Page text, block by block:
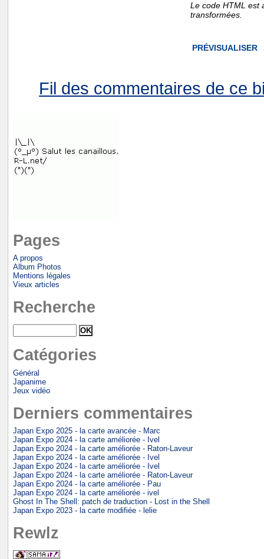
Le code HTML est
transformées.
Fil des commentaires de ce
Pages
A propos
Album Photos
Mentions légales
Vieux articles
Recherche
Catégories
Général
Japanime
Jeux vidéo
Derniers commentaires
Japan Expo 2025 - la carte avancée - Marc
Japan Expo 2024 - la carte améliorée - Ivel
Japan Expo 2024 - la carte améliorée - Raton-Laveur
Japan Expo 2024 - la carte améliorée - Ivel
Japan Expo 2024 - la carte améliorée - Ivel
Japan Expo 2024 - la carte améliorée - Raton-Laveur
Japan Expo 2024 - la carte améliorée - Pau
Japan Expo 2024 - la carte améliorée - ivel
Ghost In The Shell: patch de traduction - Lost in the Shell
Japan Expo 2023 - la carte modifiée - lelie
Rewlz